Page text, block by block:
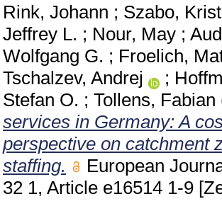
Rink, Johann ; Szabo,
Jeffrey L. ; Nour, May ;
Wolfgang G. ; Froelich,
Tschalzev, Andrej
;
Stefan O. ; Tollens, Fabian
services in Germany: A
perspective on catchment
staffing.
European
32 1, Article e16514 1-9